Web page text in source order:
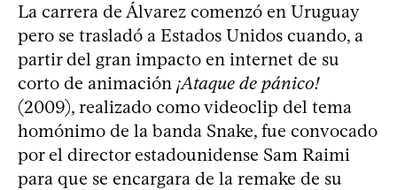
La carrera de Álvarez comenzó en Uruguay
pero se trasladó a Estados Unidos cuando, a
partir del gran impacto en internet de su
corto de animación ¡Ataque de pánico!
(2009), realizado como videoclip del tema
homónimo de la banda Snake, fue convocado
por el director estadounidense Sam Raimi
para que se encargara de la remake de su